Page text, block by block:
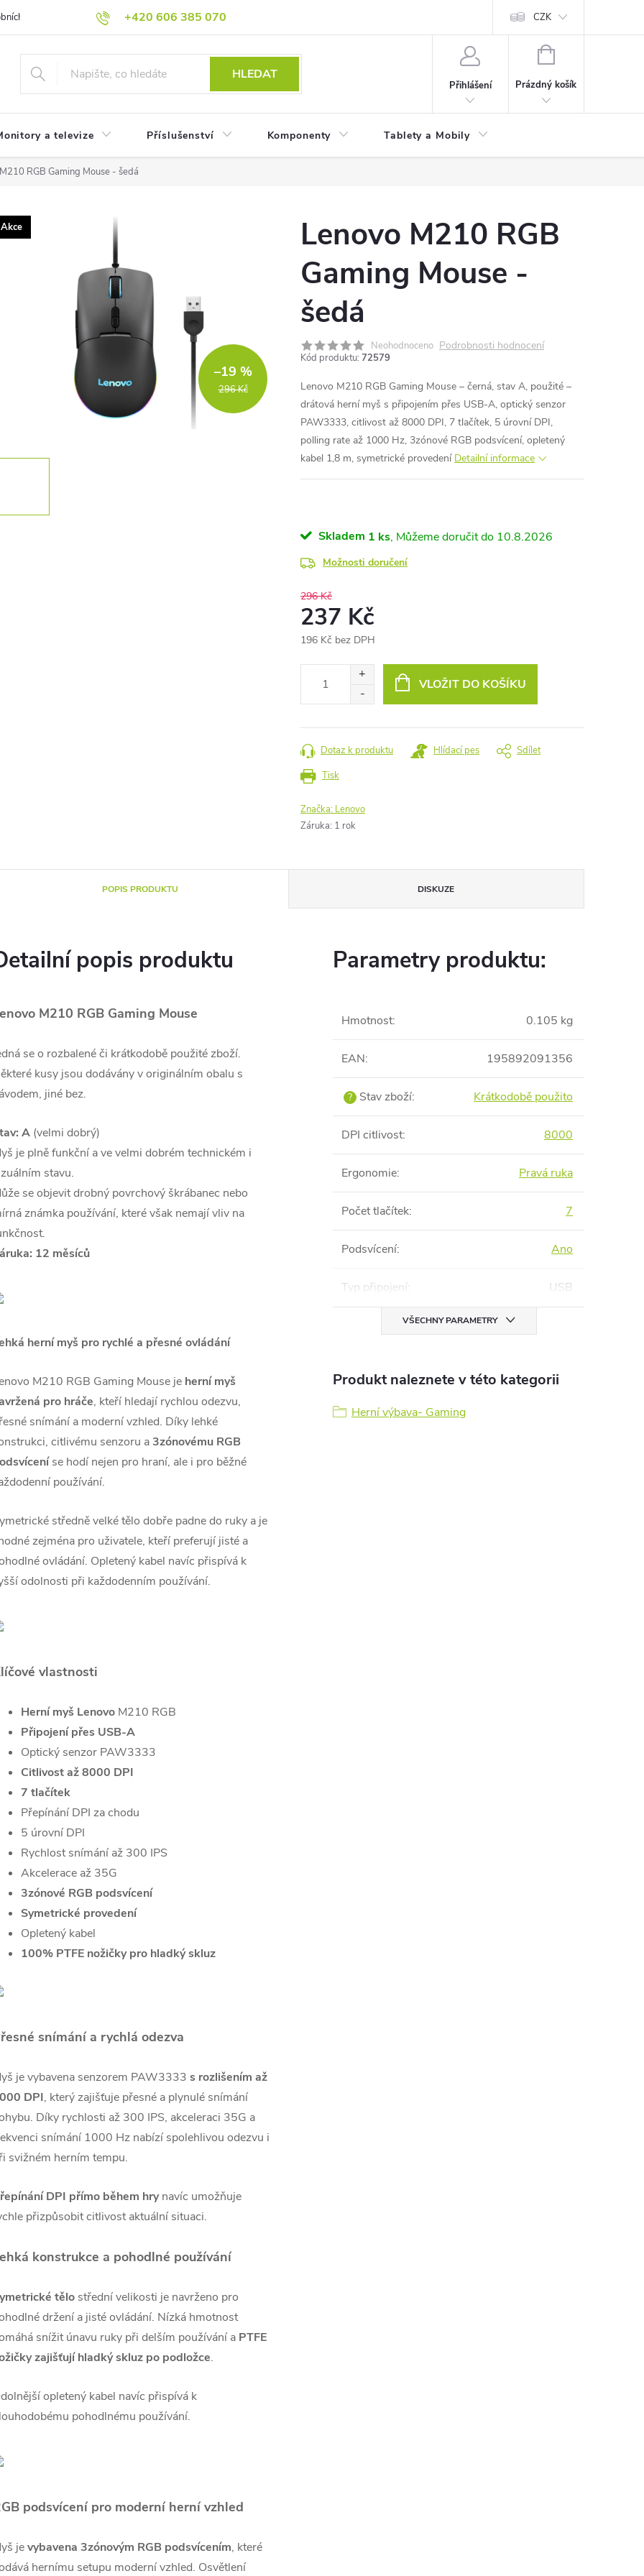
+420 606 385 070
údajů Reklamační podmínky Reklamace CZK
HLEDAT
Přihlášení
NÁKUPNÍ
Prázdný košík
a televize Příslušenství Komponenty Tablety a Mobily
RGB Gaming Mouse - šedá
Akce
296 Kč
–19 %
Lenovo M210 RGB
Gaming Mouse -
šedá
Neohodnoceno Podrobnosti hodnocení
Kód produktu: 72579
Lenovo M210 RGB Gaming Mouse – černá, stav A, použité –
drátová herní myš s připojením přes USB-A, optický senzor
PAW3333, citlivost až 8000 DPI, 7 tlačítek, 5 úrovní DPI,
polling rate až 1000 Hz, 3zónové RGB podsvícení, opletený
kabel 1,8 m, symetrické provedení Detailní informace
Skladem 1 ks 10.8.2026
Možnosti doručení
296 Kč
237 Kč
196 Kč bez DPH
VLOŽIT DO KOŠÍKU
Tisk
Dotaz k produktu Hlídací pes Sdílet
Značka: Lenovo
Záruka: 1 rok
POPIS PRODUKTU DISKUZE
popis produktu
M210 RGB Gaming Mouse
se o rozbalené či krátkodobě použité zboží.
kusy jsou dodávány v originálním obalu s
jiné bez.
A (velmi dobrý)
je plně funkční a ve velmi dobrém technickém i
stavu.
se objevit drobný povrchový škrábanec nebo
známka používání, které však nemají vliv na
12 měsíců
herní myš pro rychlé a přesné ovládání
M210 RGB Gaming Mouse je herní myš
pro hráče, kteří hledají rychlou odezvu,
snímání a moderní vzhled. Díky lehké
citlivému senzoru a3zónovému RGB
se hodí nejen pro hraní, ale i pro běžné
používání.
středně velké tělo dobře padne do ruky a je
zejména pro uživatele, kteří preferují jisté a
ovládání. Opletený kabel navíc přispívá k
odolnosti při každodenním používání.
vlastnosti
Herní myš Lenovo M210 RGB
Připojení přes USB-A
Optický senzor PAW3333
Citlivost až 8000 DPI
7 tlačítek
Přepínání DPI za chodu
5 úrovní DPI
Rychlost snímání až 300 IPS
Akcelerace až 35G
3zónové RGB podsvícení
Symetrické provedení
Opletený kabel
100% PTFE nožičky pro hladký skluz
snímání a rychlá odezva
je vybavena senzorem PAW3333 s rozlišením až
DPI, který zajišťuje přesné a plynulé snímání
Díky rychlosti až 300 IPS, akceleraci 35G a
snímání 1000 Hz nabízí spolehlivou odezvu i
svižném herním tempu.
DPI přímo během hrynavíc umožňuje
přizpůsobit citlivost aktuální situaci.
konstrukce a pohodlné používání
tělo střední velikosti je navrženo pro
držení a jisté ovládání. Nízká hmotnost
snížit únavu ruky při delším používání a PTFE
zajišťují hladký skluz po podložce.
opletený kabel navíc přispívá k
pohodlnému používání.
podsvícení pro moderní herní vzhled
jevybavena 3zónovým RGB podsvícením, které
hernímu setupu moderní vzhled. Osvětlení
Parametry produktu:
Hmotnost: 0.105 kg
EAN: 195892091356
? Stav zboží: Krátkodobě použito
DPI citlivost: 8000
Ergonomie: Pravá ruka
Počet tlačítek: 7
Podsvícení: Ano
Typ připojení: USB
VŠECHNY PARAMETRY
Produkt naleznete v této kategorii
Herní výbava- Gaming